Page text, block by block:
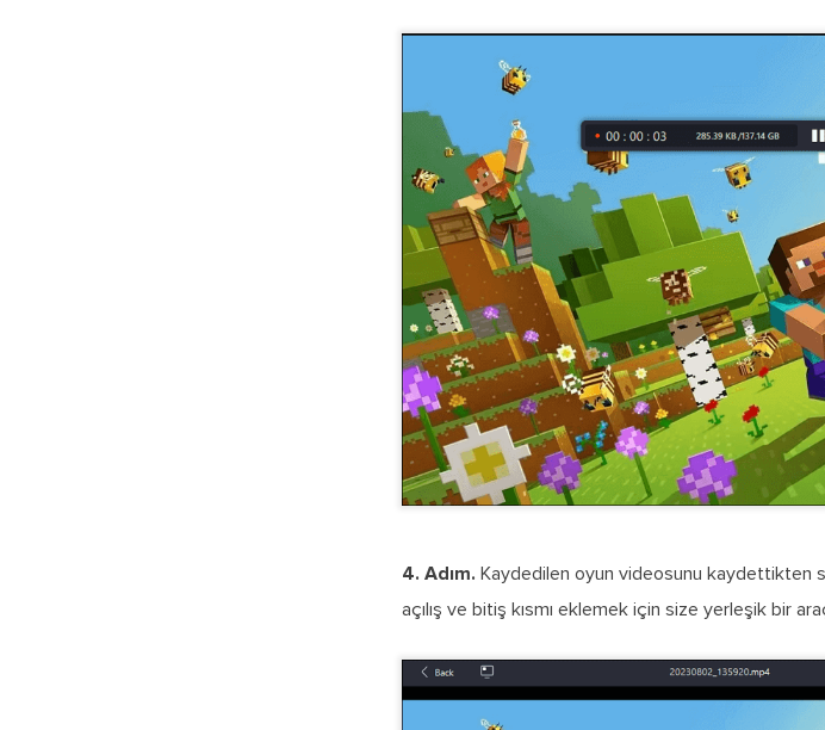
4. Adım. Kaydedilen oyun videosunu kaydettikten
açılış ve bitiş kısmı eklemek için size yerleşik bir